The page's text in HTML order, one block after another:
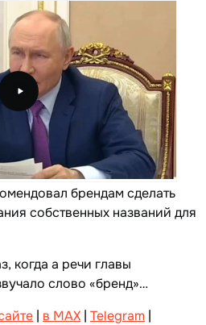
брендам сделать
собственных названий для
когда а речи главы
слово «бренд»…
| в MAX | Telegram |